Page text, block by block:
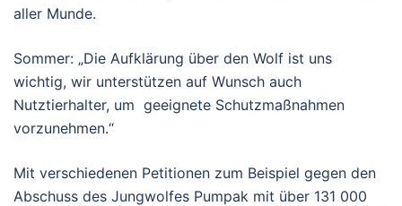
aller Munde.
Sommer: „Die Aufklärung über den Wolf ist uns
wichtig, wir unterstützen auf Wunsch auch
Nutztierhalter, um geeignete Schutzmaßnahmen
vorzunehmen.“
Mit verschiedenen Petitionen zum Beispiel gegen den
Abschuss des Jungwolfes Pumpak mit über 131 000